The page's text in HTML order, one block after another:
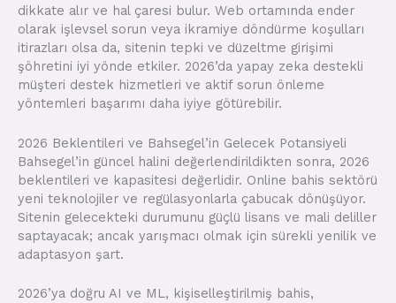
dikkate alır ve hal çaresi bulur. Web ortamında ender
olarak işlevsel sorun veya ikramiye döndürme koşulları
itirazları olsa da, sitenin tepki ve düzeltme girişimi
şöhretini iyi yönde etkiler. 2026’da yapay zeka destekli
müşteri destek hizmetleri ve aktif sorun önleme
yöntemleri başarımı daha iyiye götürebilir.
2026 Beklentileri ve Bahsegel’in Gelecek Potansiyeli
Bahsegel’in güncel halini değerlendirildikten sonra, 2026
beklentileri ve kapasitesi değerlidir. Online bahis sektörü
yeni teknolojiler ve regülasyonlarla çabucak dönüşüyor.
Sitenin gelecekteki durumunu güçlü lisans ve mali deliller
saptayacak; ancak yarışmacı olmak için sürekli yenilik ve
adaptasyon şart.
2026’ya doğru AI ve ML, kişiselleştirilmiş bahis,